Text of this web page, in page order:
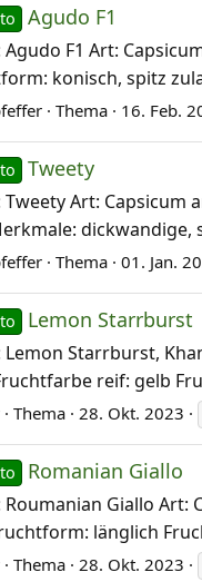
Agudo F1
Agudo F1 Art:
konisch, spitz
Thema 16. Feb.
Tweety
Tweety Art:
dickwandige,
Thema 01. Jan.
Lemon Starrburst
Lemon Starrburst,
reif: gelb
Thema 28. Okt. 2023
Romanian Giallo
Roumanian Giallo
länglich
Thema 28. Okt. 2023